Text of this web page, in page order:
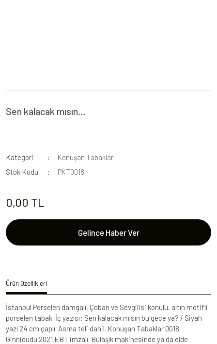
Sen kalacak mısın…
Kategori
Konuşan Tabaklar
Stok Kodu
PKT0018
0,00 TL
Gelince Haber Ver
Ürün Özellikleri
İstanbul Porselen damgalı, Çoban ve Sevgilisi konulu, altın motifli
porselen tabak. İç yazısı: Sen kalacak mısın bu gece ya? / Siyah
yazı 24 cm çaplı. Asma teli dahil. Konuşan Tabaklar 0018
Ginnidudu 2021 EBT imzalı. Bulaşık makinesinde ya da elde